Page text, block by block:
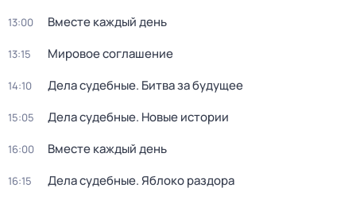
13:00 Вместе каждый день
13:15 Мировое соглашение
14:10 Дела судебные. Битва за будущее
15:05 Дела судебные. Новые истории
16:00 Вместе каждый день
16:15 Дела судебные. Яблоко раздора